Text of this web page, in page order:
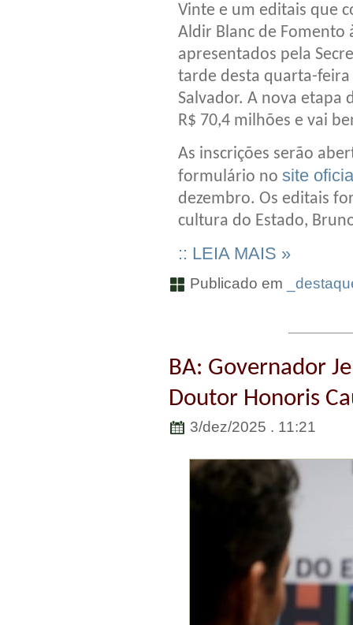
Vinte e um editais que
Aldir Blanc de Fomento
apresentados pela
tarde desta quarta-
Salvador. A nova
R$ 70,4 milhões e vai
As inscrições serão
formulário no site
dezembro. Os editais
cultura do Estado,
:: LEIA MAIS »
Publicado em
BA: Governador
Doutor Honoris
3/dez/2025 . 11:21